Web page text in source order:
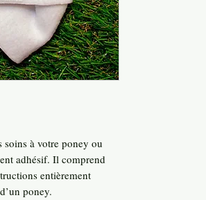
à votre poney ou
adhésif. Il comprend
entièrement
poney.